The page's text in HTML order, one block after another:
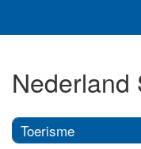
Nederland
Toerisme